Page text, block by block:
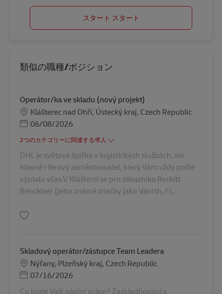
スタート スタート
類似の職種/ポジション
Operátor/ka ve skladu (nový projekt)
勤務地
Klášterec nad Ohří, Ústecký kraj, Czech Republic
Posted Date
06/08/2026
2つのカテゴリーに関連する求人
DHL je světová špička v logistických službách, ale
hlavně i férový zaměstnavatel, který Vám vždy pošle
výplatu včas.V Klášterci se pro zákazníka Reckitt
Benckiser (jeho známé značky jako Vanish, Fi...
Skladový operátor/zástupce Team Leadera
勤務地
Nýřany, Plzeňský kraj, Czech Republic
Posted Date
07/16/2026
Co bude Vaší náplní práce? Zaskladňování a